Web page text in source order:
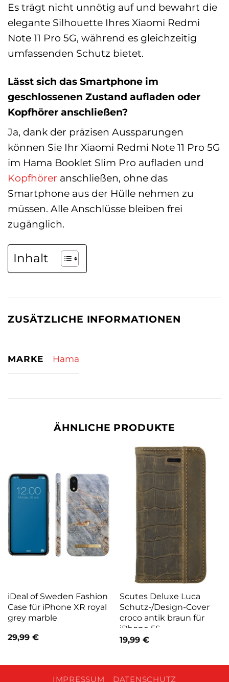
Es trägt nicht unnötig auf und bewahrt die
elegante Silhouette Ihres Xiaomi Redmi
Note 11 Pro 5G, während es gleichzeitig
umfassenden Schutz bietet.
Lässt sich das Smartphone im
geschlossenen Zustand aufladen oder
Kopfhörer anschließen?
Ja, dank der präzisen Aussparungen
können Sie Ihr Xiaomi Redmi Note 11 Pro 5G
im Hama Booklet Slim Pro aufladen und
Kopfhörer anschließen, ohne das
Smartphone aus der Hülle nehmen zu
müssen. Alle Anschlüsse bleiben frei
zugänglich.
Inhalt
ZUSÄTZLICHE INFORMATIONEN
MARKE Hama
ÄHNLICHE PRODUKTE
iDeal of Sweden Fashion
Case für iPhone XR royal
grey marble
29,99 €
Scutes Deluxe Luca
Schutz-/Design-Cover
croco antik braun für
iPhone 5S
19,99 €
IMPRESSUM DATENSCHUTZ